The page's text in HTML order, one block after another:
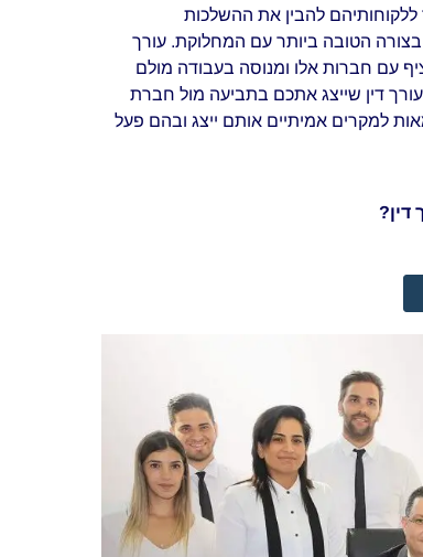
להבין את ההשלכות
בצורה הטובה ביותר עם המחלוקת. עורך
עם חברות אלו ומנוסה בעבודה מולם
דין שייצג אתכם בתביעה מול חברת
למקרים אמיתיים אותם ייצג ובהם פעל
דין?